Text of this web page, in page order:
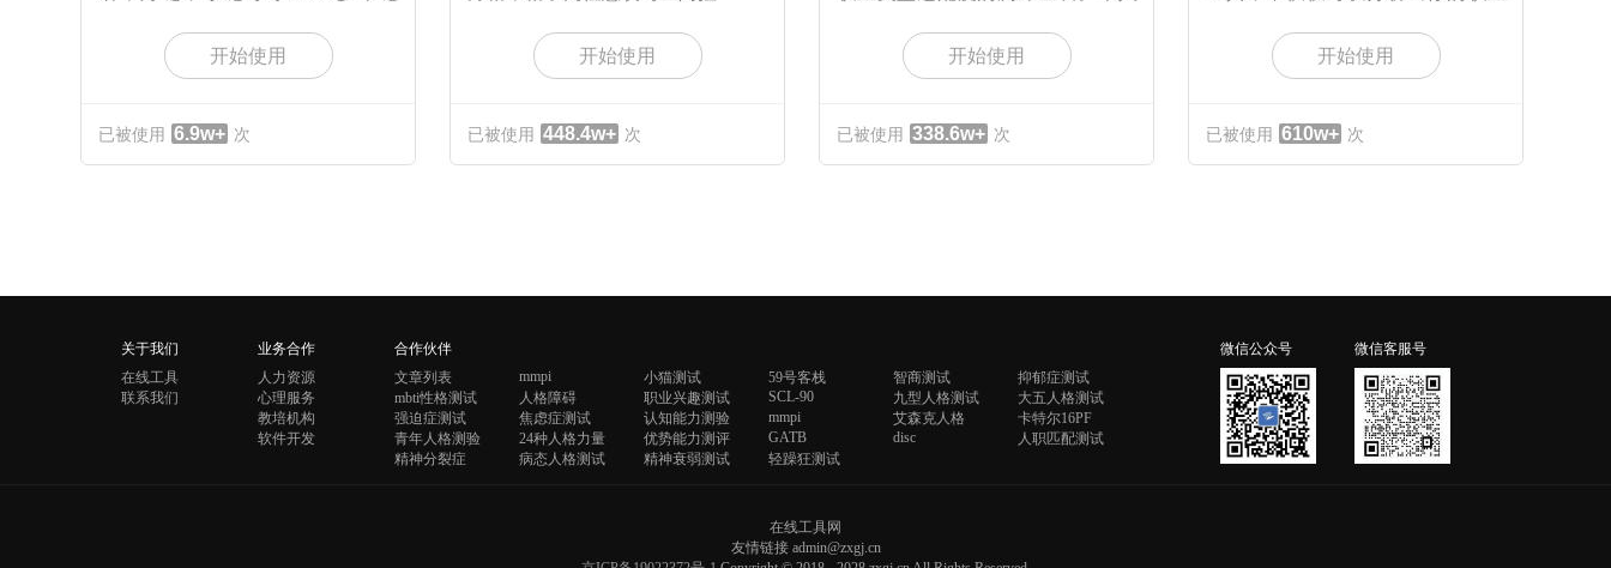
开始使用
已被使用 6.9w+ 次
开始使用
已被使用 448.4w+ 次
开始使用
已被使用 338.6w+ 次
开始使用
已被使用 610w+ 次
关于我们
在线工具
联系我们
业务合作
人力资源
心理服务
教培机构
软件开发
合作伙伴
文章列表
mmpi 小猫测试 59号客栈 智商测试
抑郁症测试
mbti性格测试
人格障碍 职业兴趣测试 SCL-90 九型人格测试
大五人格测试
强迫症测试
焦虑症测试 认知能力测验 mmpi 艾森克人格
卡特尔16PF
青年人格测验
24种人格力量 优势能力测评 GATB disc
人职匹配测试
精神分裂症
病态人格测试 精神衰弱测试 轻躁狂测试
微信客服号
微信公众号
在线工具网
友情链接 admin@zxgj.cn